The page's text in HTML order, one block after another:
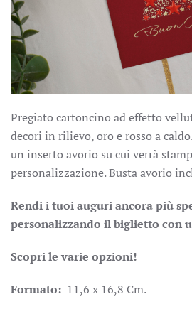
Pregiato cartoncino ad effetto
decori in rilievo, oro e rosso a
un inserto avorio su cui verrà
personalizzazione. Busta avorio
Rendi i tuoi auguri ancora più
personalizzando il biglietto con
Scopri le varie opzioni!
Formato: 11,6 x 16,8 Cm.